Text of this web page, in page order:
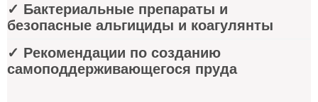
✓ Бактериальные препараты и
безопасные альгициды и коагулянты
✓ Рекомендации по созданию
самоподдерживающегося пруда